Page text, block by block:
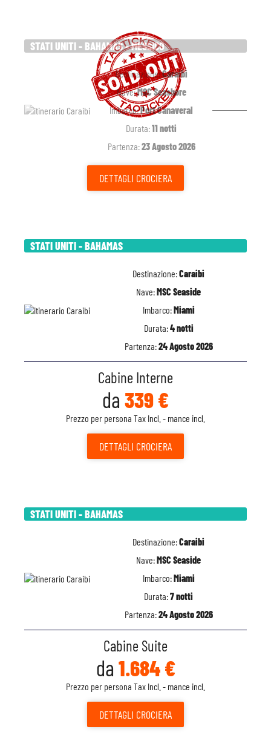
STATI UNITI - BAHAMAS - MESSICO
Destinazione:Caraibi
Nave:MSC Seashore
Imbarco:Port Canaveral
Durata:11 notti
Partenza:23 Agosto 2026
DETTAGLI CROCIERA
STATI UNITI - BAHAMAS
Destinazione:Caraibi
Nave:MSC Seaside
Imbarco:Miami
Durata:4 notti
Partenza:24 Agosto 2026
Cabine Interne
da 339 €
Prezzo per persona Tax Incl. - mance incl.
DETTAGLI CROCIERA
STATI UNITI - BAHAMAS
Destinazione:Caraibi
Nave:MSC Seaside
Imbarco:Miami
Durata:7 notti
Partenza:24 Agosto 2026
Cabine Suite
da 1.684 €
Prezzo per persona Tax Incl. - mance incl.
DETTAGLI CROCIERA